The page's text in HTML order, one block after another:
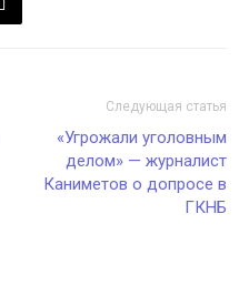
Следующая статья
«Угрожали уголовным
делом» — журналист
Каниметов о допросе в
ГКНБ